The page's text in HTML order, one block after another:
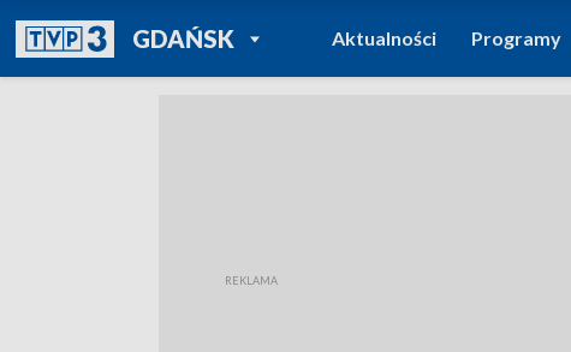
GDAŃSKPOWRÓT DO
TVP REGIONY
Aktualności Programy